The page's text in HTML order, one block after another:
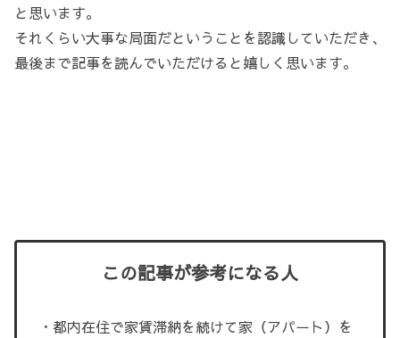
と思います。
それくらい大事な局面だということを認識していただき、
最後まで記事を読んでいただけると嬉しく思います。
この記事が参考になる人
・都内在住で家賃滞納を続けて家（アパート）を